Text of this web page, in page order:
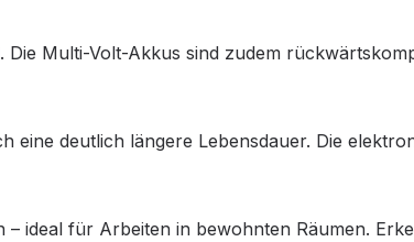
Multi-Volt-Akkus sind zudem
deutlich längere Lebensdauer. Die
ideal für Arbeiten in bewohnten Räumen.